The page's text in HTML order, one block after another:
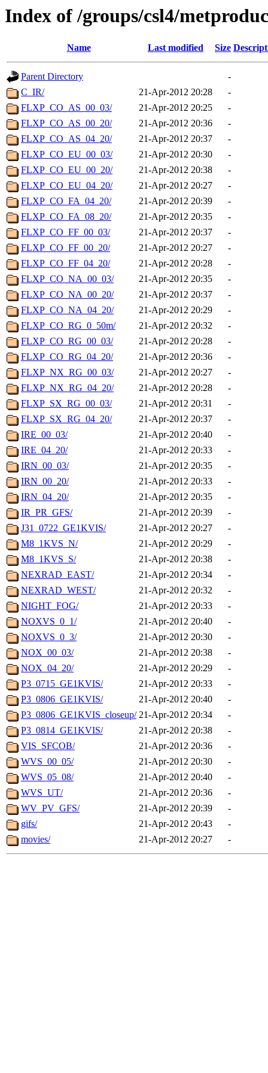
Index of /groups/csl4/
Name Last modified Size
Parent Directory
-
C_IR/
21-Apr-2012 20:28
-
FLXP_CO_AS_00_03/
21-Apr-2012 20:25
-
FLXP_CO_AS_00_20/
21-Apr-2012 20:36
-
FLXP_CO_AS_04_20/
21-Apr-2012 20:37
-
FLXP_CO_EU_00_03/
21-Apr-2012 20:30
-
FLXP_CO_EU_00_20/
21-Apr-2012 20:38
-
FLXP_CO_EU_04_20/
21-Apr-2012 20:27
-
FLXP_CO_FA_04_20/
21-Apr-2012 20:39
-
FLXP_CO_FA_08_20/
21-Apr-2012 20:35
-
FLXP_CO_FF_00_03/
21-Apr-2012 20:37
-
FLXP_CO_FF_00_20/
21-Apr-2012 20:27
-
FLXP_CO_FF_04_20/
21-Apr-2012 20:28
-
FLXP_CO_NA_00_03/
21-Apr-2012 20:35
-
FLXP_CO_NA_00_20/
21-Apr-2012 20:37
-
FLXP_CO_NA_04_20/
21-Apr-2012 20:29
-
FLXP_CO_RG_0_50m/
21-Apr-2012 20:32
-
FLXP_CO_RG_00_03/
21-Apr-2012 20:28
-
FLXP_CO_RG_04_20/
21-Apr-2012 20:36
-
FLXP_NX_RG_00_03/
21-Apr-2012 20:27
-
FLXP_NX_RG_04_20/
21-Apr-2012 20:28
-
FLXP_SX_RG_00_03/
21-Apr-2012 20:31
-
FLXP_SX_RG_04_20/
21-Apr-2012 20:37
-
IRE_00_03/
21-Apr-2012 20:40
-
IRE_04_20/
21-Apr-2012 20:33
-
IRN_00_03/
21-Apr-2012 20:35
-
IRN_00_20/
21-Apr-2012 20:33
-
IRN_04_20/
21-Apr-2012 20:35
-
IR_PR_GFS/
21-Apr-2012 20:39
-
J31_0722_GE1KVIS/
21-Apr-2012 20:27
-
M8_1KVS_N/
21-Apr-2012 20:29
-
M8_1KVS_S/
21-Apr-2012 20:38
-
NEXRAD_EAST/
21-Apr-2012 20:34
-
NEXRAD_WEST/
21-Apr-2012 20:32
-
NIGHT_FOG/
21-Apr-2012 20:33
-
NOXVS_0_1/
21-Apr-2012 20:40
-
NOXVS_0_3/
21-Apr-2012 20:30
-
NOX_00_03/
21-Apr-2012 20:38
-
NOX_04_20/
21-Apr-2012 20:29
-
P3_0715_GE1KVIS/
21-Apr-2012 20:33
-
P3_0806_GE1KVIS/
21-Apr-2012 20:40
-
P3_0806_GE1KVIS_closeup/ 21-Apr-2012 20:34
-
P3_0814_GE1KVIS/
21-Apr-2012 20:38
-
VIS_SFCOB/
21-Apr-2012 20:36
-
WVS_00_05/
21-Apr-2012 20:30
-
WVS_05_08/
21-Apr-2012 20:40
-
WVS_UT/
21-Apr-2012 20:36
-
WV_PV_GFS/
21-Apr-2012 20:39
-
gifs/
21-Apr-2012 20:43
-
movies/
21-Apr-2012 20:27 -